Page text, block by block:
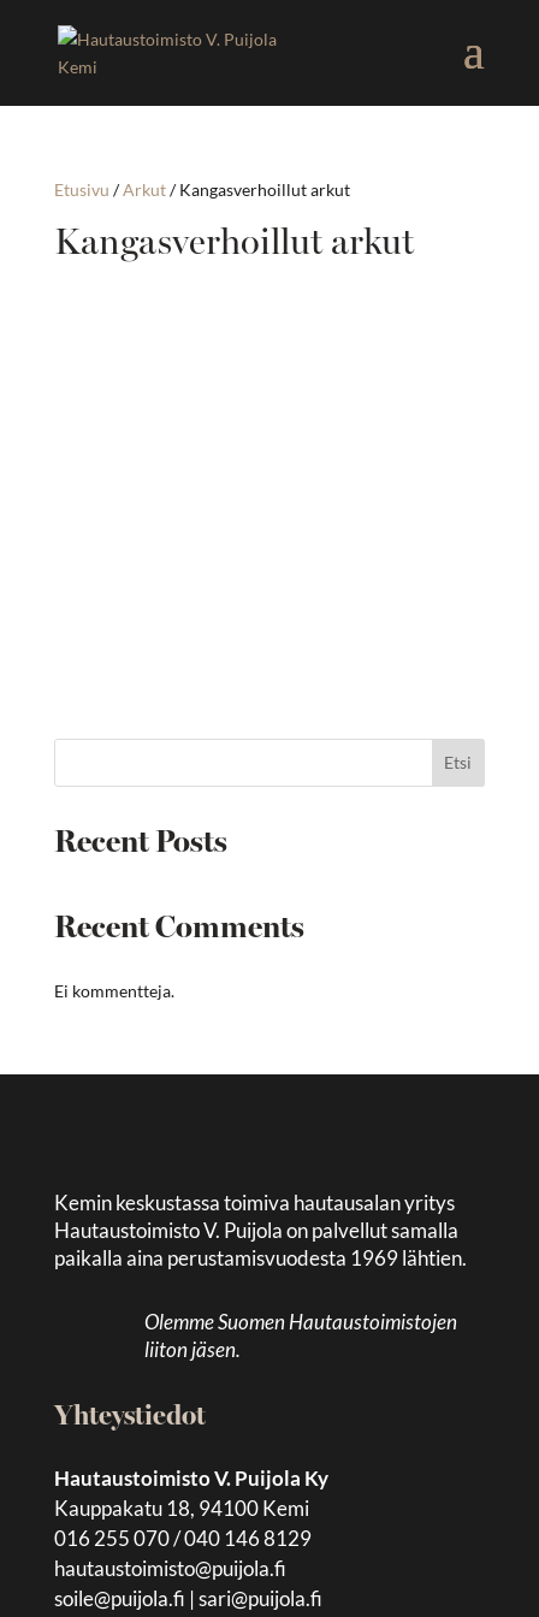
Etusivu /Arkut/ Kangasverhoillut arkut
Kangasverhoillut arkut
Etsi
Recent Posts
Recent Comments
Ei kommentteja.
Kemin keskustassa toimiva hautausalan yritys
Hautaustoimisto V. Puijola on palvellut samalla
paikalla aina perustamisvuodesta 1969 lähtien.
Olemme Suomen Hautaustoimistojen
liiton jäsen.
Yhteystiedot
Hautaustoimisto V. Puijola Ky
Kauppakatu 18, 94100 Kemi
016 255 070 / 040 146 8129
hautaustoimisto@puijola.fi
soile@puijola.fi |sari@puijola.fi